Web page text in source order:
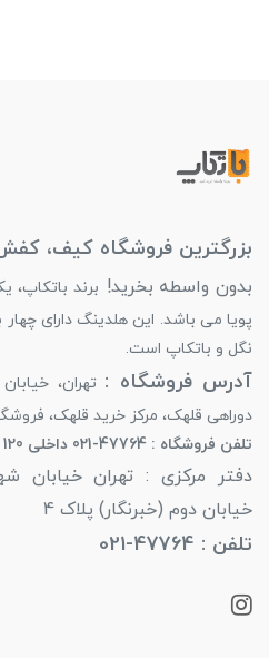
بزرگترین فروشگاه کیف،
بدون واسطه بخرید! برند باتکاپ،
پویا می باشد. این هلدینگ دارای چهار
نگل و باتکاپ است.
آدرس فروشگاه : تهران،
دوراهی قلهک، مرکز خرید قلهک،
تلفن فروشگاه : 47764-021 داخلی 120
دفتر مرکزی : تهران خیابان
خیابان دوم (خبرنگار) پلاک 4
تلفن : 47764-021